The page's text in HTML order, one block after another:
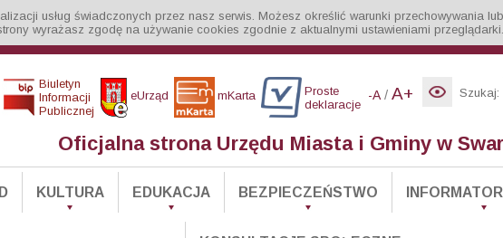
usług świadczonych przez nasz serwis. Możesz określić warunki przechowywania
wyrażasz zgodę na używanie cookies zgodnie z aktualnymi ustawieniami przeglądarki.
Biuletyn
Informacji
Publicznej
eUrząd mKarta
Proste
deklaracje
-A / A+ Szukaj:
Oficjalna strona Urzędu Miasta i Gminy w
KULTURA EDUKACJA BEZPIECZEŃSTWO